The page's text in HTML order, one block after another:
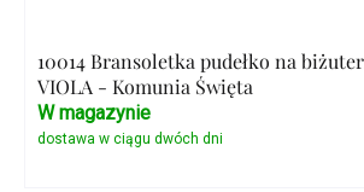
10014 Bransoletka pudełko na
VIOLA - Komunia Święta
W magazynie